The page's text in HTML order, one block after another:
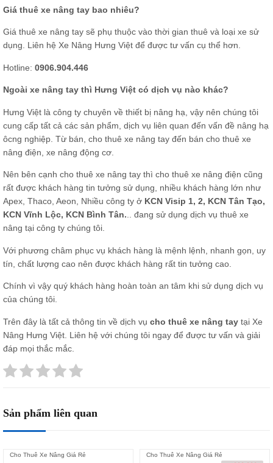
Giá thuê xe nâng tay bao nhiêu?
Giá thuê xe nâng tay sẽ phụ thuộc vào thời gian thuê và loại xe sử
dụng. Liên hệ Xe Nâng Hưng Việt để được tư vấn cụ thể hơn.
Hotline: 0906.904.446
Ngoài xe nâng tay thì Hưng Việt có dịch vụ nào khác?
Hưng Việt là công ty chuyên về thiết bị nâng hạ, vậy nên chúng tôi
cung cấp tất cả các sản phẩm, dịch vụ liên quan đến vấn đề nâng hạ
ôcng nghiệp. Từ bán, cho thuê xe nâng tay đến bán cho thuê xe
nâng điện, xe nâng động cơ.
Nên bên cạnh cho thuê xe nâng tay thì cho thuê xe nâng điện cũng
rất được khách hàng tin tưởng sử dụng, nhiều khách hàng lớn như
Apex, Thaco, Aeon, Nhiều công ty ở KCN Visip 1, 2, KCN Tân Tạo,
KCN Vĩnh Lộc, KCN Bình Tân. .. đang sử dụng dịch vụ thuê xe
nâng tại công ty chúng tôi.
Với phương châm phục vụ khách hàng là mệnh lệnh, nhanh gọn, uy
tín, chất lượng cao nên được khách hàng rất tin tưởng cao.
Chính vì vậy quý khách hàng hoàn toàn an tâm khi sử dụng dịch vụ
của chúng tôi.
Trên đây là tất cả thông tin về dịch vụ cho thuê xe nâng tay tại Xe
Nâng Hưng Việt. Liên hệ với chúng tôi ngay để được tư vấn và giải
đáp mọi thắc mắc.
Sản phẩm liên quan
Cho Thuê Xe Nâng Giá Rẻ Cho Thuê Xe Nâng Giá Rẻ